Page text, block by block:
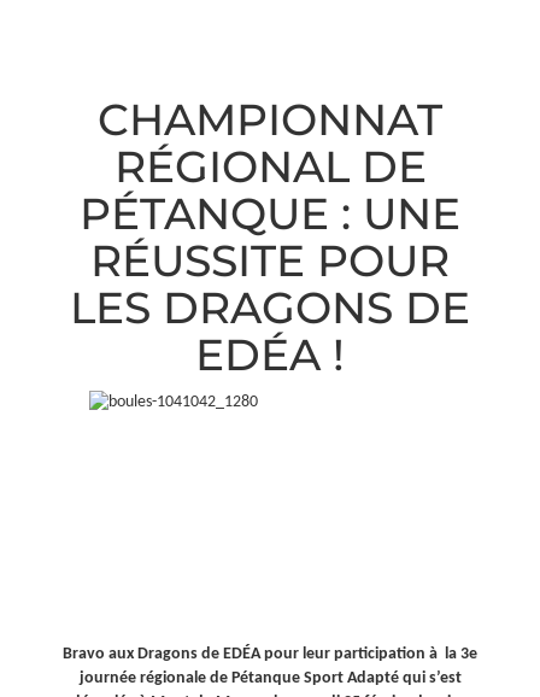
CHAMPIONNAT
RÉGIONAL DE
PÉTANQUE : UNE
RÉUSSITE POUR
LES DRAGONS DE
EDÉA !
Bravo aux Dragons de EDÉA pour leur participation à la 3e
journée régionale de Pétanque Sport Adapté qui s’est